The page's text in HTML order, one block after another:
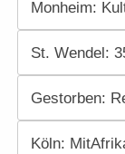
Monheim:
St. Wendel:
Gestorben:
Köln: